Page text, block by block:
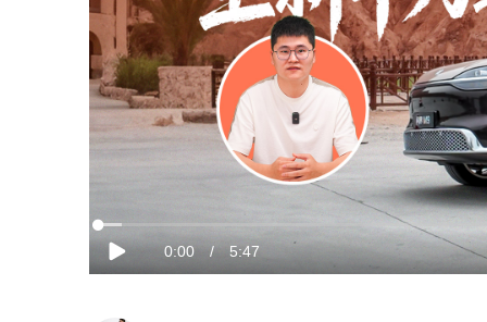
放
当
0:00 / 时
5:47
加
载
完
成: